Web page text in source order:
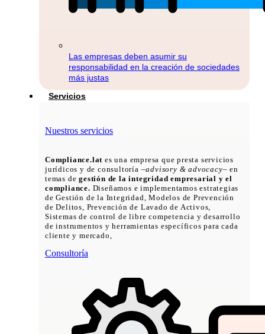
Las empresas deben asumir su
responsabilidad en la creación de sociedades
más justas
Servicios
Nuestros servicios
Compliance.lat es una empresa que presta servicios
jurídicos y de consultoría –advisory & advocacy– en
temas degestión de la integridad empresarial y el
compliance. Diseñamos e implementamos estrategias
de Gestión de la Integridad, Modelos de Prevención
de Delitos, Prevención de Lavado de Activos,
Sistemas de control de libre competencia y desarrollo
de instrumentos y herramientas específicos para cada
cliente y mercado,
Consultoría